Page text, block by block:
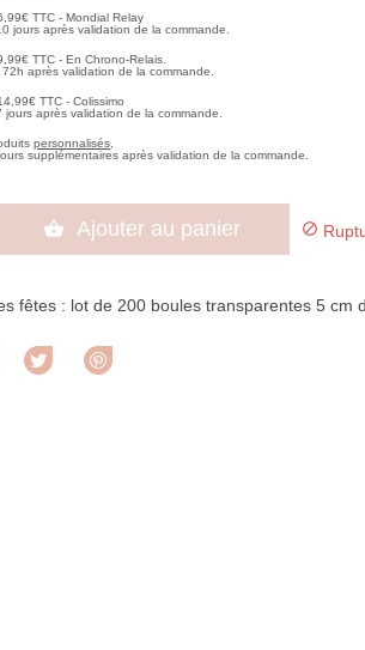
TTC - Mondial Relay
jours après validation de la commande.
TTC - En Chrono-Relais.
après validation de la commande.
TTC - Colissimo
jours après validation de la commande.
personnalisés
supplémentaires après validation de la commande.
 Ajouter au panier 
fêtes : lot de 200 boules transparentes 5 cm
Partager Tweet